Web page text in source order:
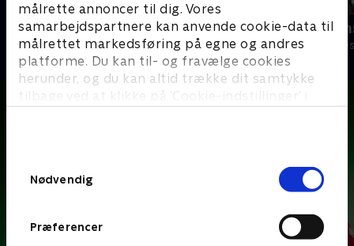
målrette annoncer til dig. Vores
samarbejdspartnere kan anvende cookie-data til
målrettet markedsføring på egne og andres
platforme. Du kan til- og fravælge cookies
herunder, og du kan altid trække dit samtykke
tilbage ved at klikke på ’Cookie-indstillinger’ i
Nødvendig
Præferencer
Klovn
Komedie • 11 sæsoner
SJIT
Komedie • 5